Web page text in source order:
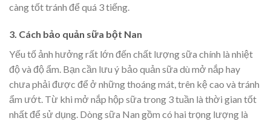
càng tốt tránh để quá 3 tiếng.
3. Cách bảo quản sữa bột Nan
Yếu tố ảnh hưởng rất lớn đến chất lượng sữa chính là nhiệt
độ và độ ẩm. Bạn cần lưu ý bảo quản sữa dù mở nắp hay
chưa phải được để ở những thoáng mát, trên kệ cao và tránh
ẩm ướt. Từ khi mở nắp hộp sữa trong 3 tuần là thời gian tốt
nhất để sử dụng. Dòng sữa Nan gồm có hai trọng lượng là